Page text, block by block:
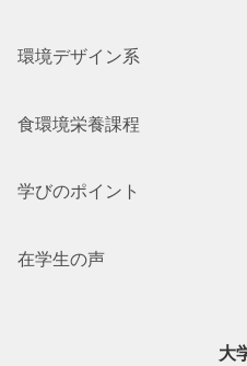
環境デザイン系
食環境栄養課程
学びのポイント
在学生の声
大